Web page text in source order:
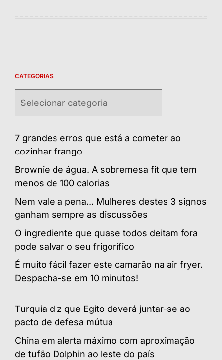
CATEGORIAS
7 grandes erros que está a cometer ao
cozinhar frango
Brownie de água. A sobremesa fit que tem
menos de 100 calorias
Nem vale a pena... Mulheres destes 3 signos
ganham sempre as discussões
O ingrediente que quase todos deitam fora
pode salvar o seu frigorífico
É muito fácil fazer este camarão na air fryer.
Despacha-se em 10 minutos!
Turquia diz que Egito deverá juntar-se ao
pacto de defesa mútua
China em alerta máximo com aproximação
de tufão Dolphin ao leste do país